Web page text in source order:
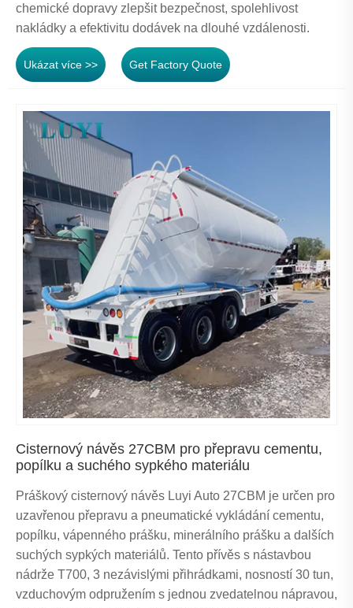
chemické dopravy zlepšit bezpečnost, spolehlivost
nakládky a efektivitu dodávek na dlouhé vzdálenosti.
Ukázat více >> Get Factory Quote
Cisternový návěs 27CBM pro přepravu cementu,
popílku a suchého sypkého materiálu
Práškový cisternový návěs Luyi Auto 27CBM je určen pro
uzavřenou přepravu a pneumatické vykládání cementu,
popílku, vápenného prášku, minerálního prášku a dalších
suchých sypkých materiálů. Tento přívěs s nástavbou
nádrže T700, 3 nezávislými přihrádkami, nosností 30 tun,
vzduchovým odpružením s jednou zvedatelnou nápravou,